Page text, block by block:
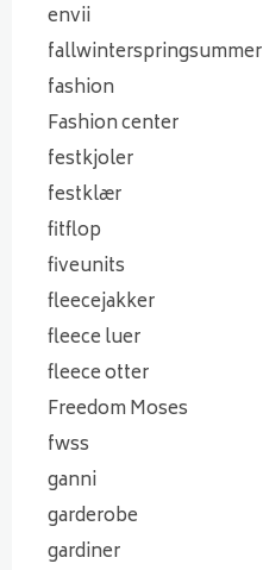
envii
fallwinterspringsummer
fashion
Fashion center
festkjoler
festklær
fitflop
fiveunits
fleecejakker
fleece luer
fleece otter
Freedom Moses
fwss
ganni
garderobe
gardiner